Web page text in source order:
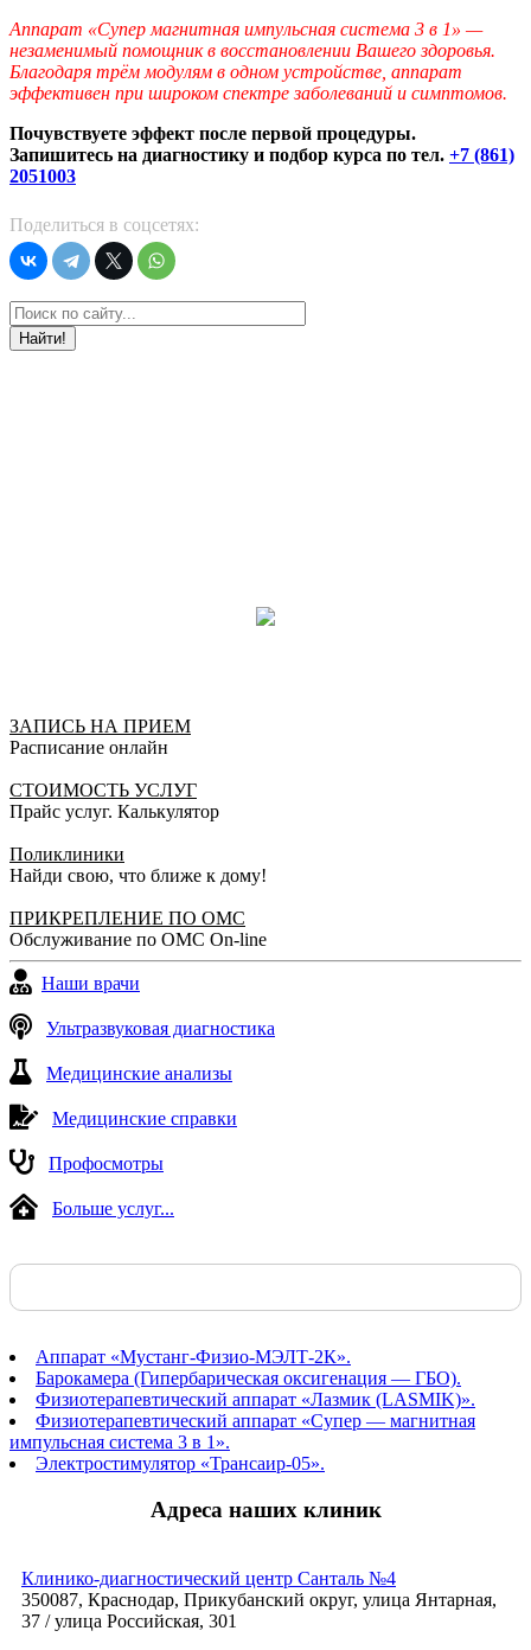
Аппарат «Супер магнитная импульсная система 3 в 1» —
незаменимый помощник в восстановлении Вашего здоровья.
Благодаря трём модулям в одном устройстве, аппарат
эффективен при широком спектре заболеваний и симптомов.
Почувствуете эффект после первой процедуры.
Запишитесь на диагностику и подбор курса по тел. +7 (861)
2051003
Поделиться в соцсетях:
Найти!
ЗАПИСЬ НА ПРИЕМ
Расписание онлайн
СТОИМОСТЬ УСЛУГ
Прайс услуг. Калькулятор
Поликлиники
Найди свою, что ближе к дому!
ПРИКРЕПЛЕНИЕ ПО ОМС
Обслуживание по ОМС On-line
Наши врачи
Ультразвуковая диагностика
Медицинские анализы
Медицинские справки
Профосмотры
Больше услуг...
Аппарат «Мустанг-Физио-МЭЛТ-2К».
Барокамера (Гипербарическая оксигенация — ГБО).
Физиотерапевтический аппарат «Лазмик (LASMIK)».
Физиотерапевтический аппарат «Супер — магнитная
импульсная система 3 в 1».
Электростимулятор «Трансаир-05».
Адреса наших клиник
Клинико-диагностический центр Санталь №4
350087, Краснодар, Прикубанский округ, улица Янтарная,
37 / улица Российская, 301